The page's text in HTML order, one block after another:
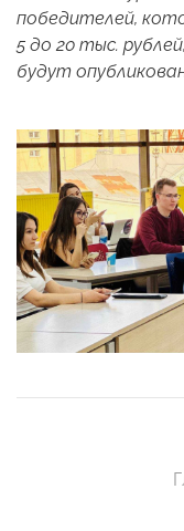
победителей,
5 до 20 тыс.
будут